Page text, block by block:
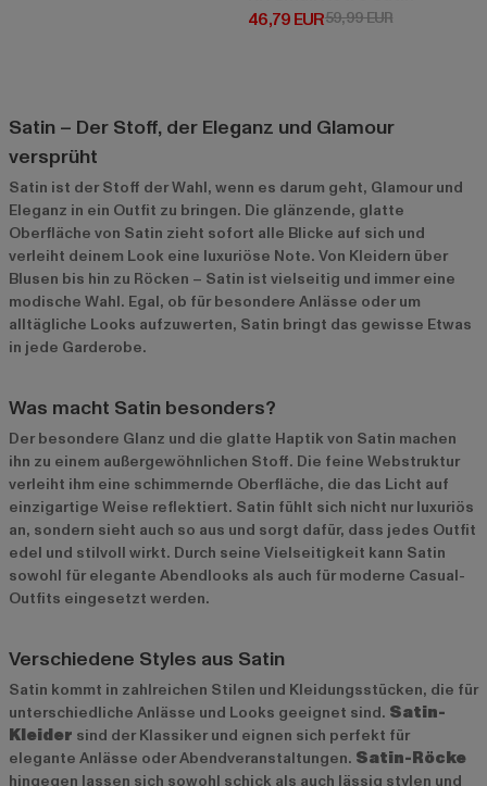
46,79 EUR
Derzeitiger Preis: 46,79 EUR
59,99 EURAktionspreis:
Satin – Der Stoff, der Eleganz und Glamour
versprüht
Satin ist der Stoff der Wahl, wenn es darum geht, Glamour und
Eleganz in ein Outfit zu bringen. Die glänzende, glatte
Oberfläche von Satin zieht sofort alle Blicke auf sich und
verleiht deinem Look eine luxuriöse Note. Von Kleidern über
Blusen bis hin zu Röcken – Satin ist vielseitig und immer eine
modische Wahl. Egal, ob für besondere Anlässe oder um
alltägliche Looks aufzuwerten, Satin bringt das gewisse Etwas
in jede Garderobe.
Was macht Satin besonders?
Der besondere Glanz und die glatte Haptik von Satin machen
ihn zu einem außergewöhnlichen Stoff. Die feine Webstruktur
verleiht ihm eine schimmernde Oberfläche, die das Licht auf
einzigartige Weise reflektiert. Satin fühlt sich nicht nur luxuriös
an, sondern sieht auch so aus und sorgt dafür, dass jedes Outfit
edel und stilvoll wirkt. Durch seine Vielseitigkeit kann Satin
sowohl für elegante Abendlooks als auch für moderne Casual-
Outfits eingesetzt werden.
Verschiedene Styles aus Satin
Satin kommt in zahlreichen Stilen und Kleidungsstücken, die für
unterschiedliche Anlässe und Looks geeignet sind. Satin-
Kleider sind der Klassiker und eignen sich perfekt für
elegante Anlässe oder Abendveranstaltungen. Satin-Röcke
hingegen lassen sich sowohl schick als auch lässig stylen und